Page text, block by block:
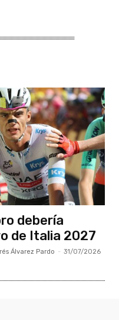
debería
de Italia 2027
Álvarez Pardo - 31/07/2026